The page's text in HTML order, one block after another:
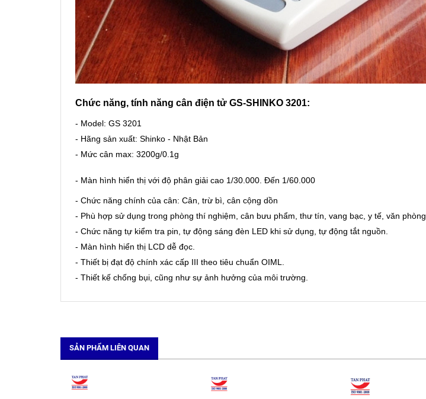
Chức năng, tính năng cân điện tử GS-SHINKO 3201:
- Model: GS 3201
- Hãng sản xuất: Shinko - Nhật Bản
- Mức cân max: 3200g/0.1g
- Màn hình hiển thị với độ phân giải cao 1/30.000. Đến 1/60.000
- Chức năng chính của cân: Cân, trừ bì, cân cộng dồn
- Phù hợp sử dụng trong phòng thí nghiệm, cân bưu phẩm, thư tín, vang bạc, y tế, văn phòng.
- Chức năng tự kiểm tra pin, tự động sáng đèn LED khi sử dụng, tự động tắt nguồn.
- Màn hình hiển thị LCD dễ đọc.
- Thiết bị đạt độ chính xác cấp III theo tiêu chuẩn OIML.
- Thiết kế chống bụi, cũng như sự ảnh hưởng của môi trường.
SẢN PHẨM LIÊN QUAN